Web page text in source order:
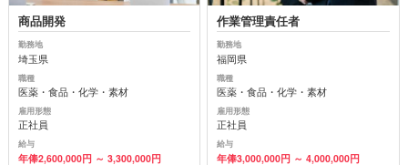
商品開発
勤務地
埼玉県
職種
医薬・食品・化学・素材
雇用形態
正社員
給与
年俸2,600,000円 ～ 3,300,000円
作業管理責任者
勤務地
福岡県
職種
医薬・食品・化学・素材
雇用形態
正社員
給与
年俸3,000,000円 ～ 4,000,000円